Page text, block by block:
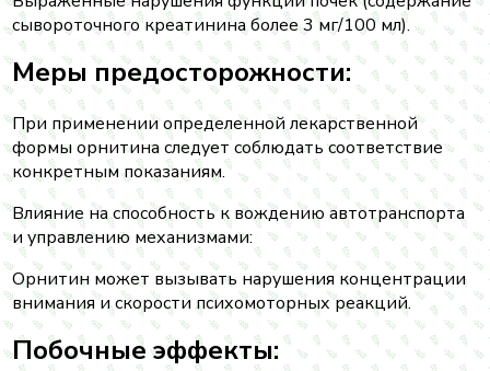
сывороточного креатинина более 3 мг/100 мл).
Меры предосторожности:
При применении определенной лекарственной
формы орнитина следует соблюдать соответствие
конкретным показаниям.
Влияние на способность к вождению автотранспорта
и управлению механизмами:
Орнитин может вызывать нарушения концентрации
внимания и скорости психомоторных реакций.
Побочные эффекты: